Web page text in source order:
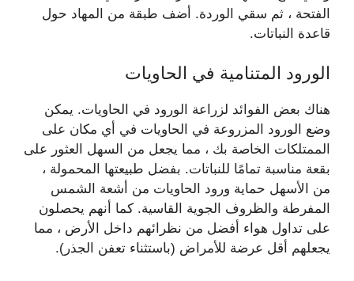
الفتحة ، ثم سقي الوردة. أضف طبقة من المهاد حول
قاعدة النباتات.
الورود المتنامية في الحاويات
هناك بعض الفوائد لزراعة الورود في الحاويات. يمكن
وضع الورود المزروعة في الحاويات في أي مكان على
الممتلكات الخاصة بك ، مما يجعل من السهل العثور على
بقعة مناسبة تمامًا للنباتات. بفضل طبيعتها المحمولة ،
من الأسهل حماية ورود الحاويات من أشعة الشمس
المفرطة والظروف الجوية القاسية. كما أنهم يحصلون
على تداول هواء أفضل من نظرائهم داخل الأرض ، مما
يجعلهم أقل عرضة للأمراض (باستثناء تعفن الجذر).